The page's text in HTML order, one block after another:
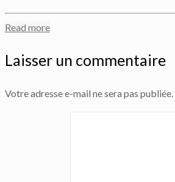
Read more
Laisser un commentaire
Votre adresse e-mail ne sera pas publiée.